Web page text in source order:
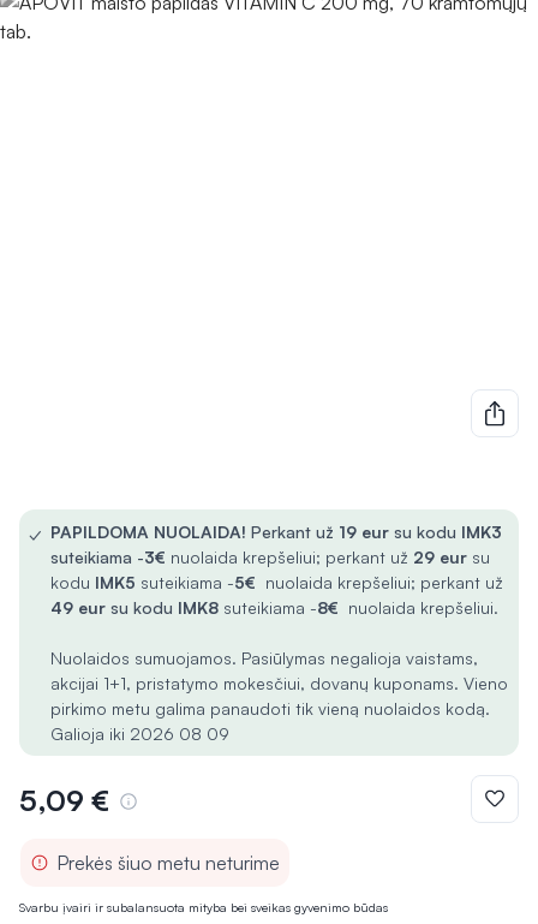
Svarbu įvairi ir subalansuota mityba bei sveikas gyvenimo būdas
✓ PAPILDOMA NUOLAIDA! Perkant už 19 eur su kodu IMK3
suteikiama -3€ nuolaida krepšeliui; perkant už 29 eur su
kodu IMK5 suteikiama -5€ nuolaida krepšeliui; perkant už
49 eur su kodu IMK8 suteikiama -8€ nuolaida krepšeliui.
Nuolaidos sumuojamos. Pasiūlymas negalioja vaistams,
akcijai 1+1, pristatymo mokesčiui, dovanų kuponams. Vieno
pirkimo metu galima panaudoti tik vieną nuolaidos kodą.
Galioja iki 2026 08 09
5,09 €
Prekės šiuo metu neturime